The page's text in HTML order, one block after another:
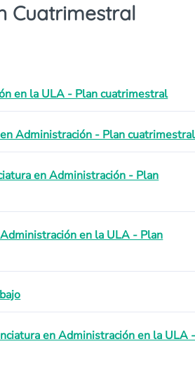
Cuatrimestral
en la ULA - Plan cuatrimestral
Administración - Plan
en Administración - Plan
en la ULA - Plan
en Administración en la ULA